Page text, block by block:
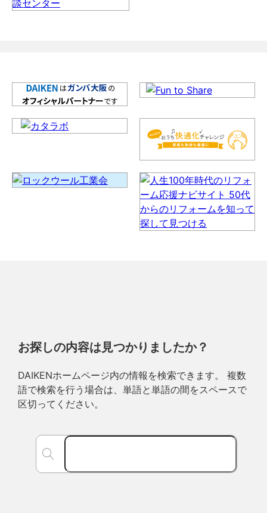
お探しの内容は見つかりましたか？
DAIKENホームページ内の情報を検索できます。 複数
語で検索を行う場合は、単語と単語の間をスペースで
区切ってください。